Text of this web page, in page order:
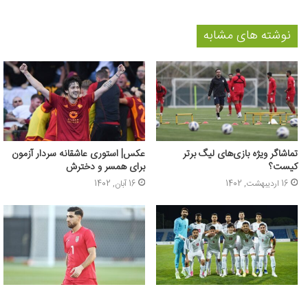
نوشته های مشابه
تماشاگر ویژه بازی‌های لیگ برتر
کیست؟
16 اردیبهشت, 1402
عکس‌| استوری عاشقانه سردار آزمون
برای همسر و دخترش
16 آبان, 1402